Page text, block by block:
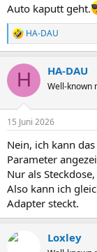
Auto kaputt geht.
R
e
k
i
e
:
HA-DAU
H HA-DAU
Well-known
15 Juni 2026
Nein, ich kann
Parameter
Nur als
Also kann ich
Adapter steckt.
Loxley